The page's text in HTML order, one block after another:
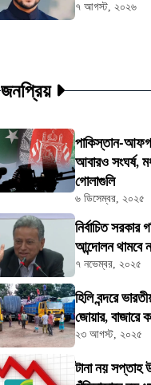
৭ আগস্ট, ২০২৬
জনপ্রিয়
পাকিস্তান-
আবারও সংঘর্ষ,
গোলাগুলি
৬ ডিসেম্বর, ২০২৫
নির্বাচিত সরকার
আন্দোলন থামবে
৭ নভেম্বর, ২০২৫
হিলি বন্দরে
জোয়ার, বাজারে
২৩ আগস্ট, ২০২৫
টানা নয় সপ্তাহ